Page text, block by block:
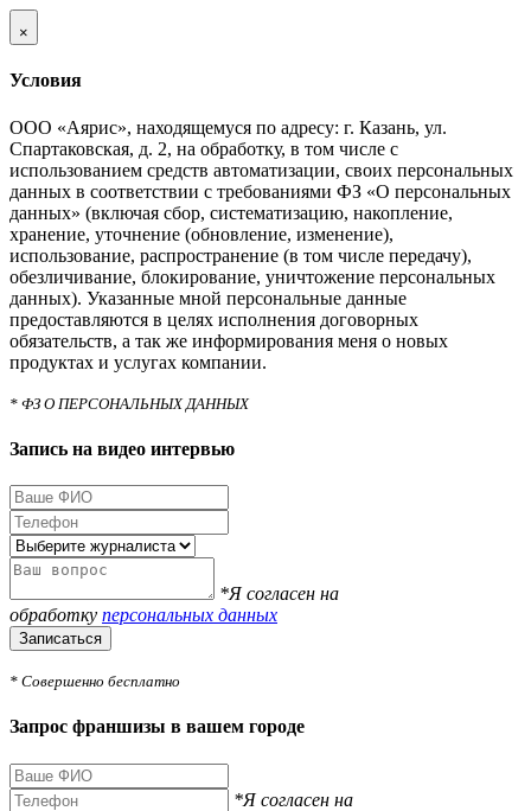
×
Условия
ООО «Аярис», находящемуся по адресу: г. Казань, ул.
Спартаковская, д. 2, на обработку, в том числе с
использованием средств автоматизации, своих персональных
данных в соответствии с требованиями ФЗ «О персональных
данных» (включая сбор, систематизацию, накопление,
хранение, уточнение (обновление, изменение),
использование, распространение (в том числе передачу),
обезличивание, блокирование, уничтожение персональных
данных). Указанные мной персональные данные
предоставляются в целях исполнения договорных
обязательств, а так же информирования меня о новых
продуктах и услугах компании.
* ФЗ О ПЕРСОНАЛЬНЫХ ДАННЫХ
Запись на видео интервью
*Я согласен на
обработку персональных данных
Записаться
* Совершенно бесплатно
Запрос франшизы в вашем городе
*Я согласен на